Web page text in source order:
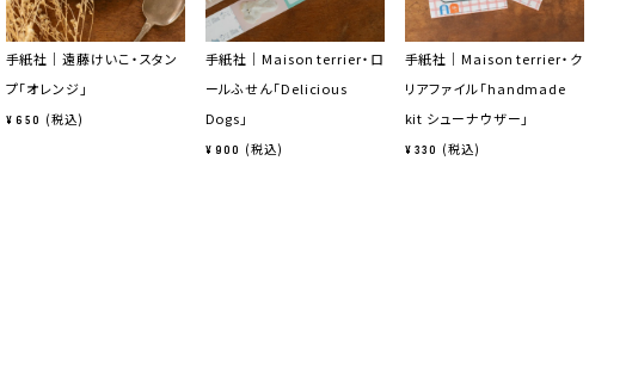
手紙社｜遠藤けいこ・スタン
プ「オレンジ」
¥ 650 税込
手紙社｜Maison terrier・ロ
ールふせん「Delicious
Dogs」
¥ 900 税込
手紙社｜Maison terrier・ク
リアファイル「handmade
kit シューナウザー」
¥ 330 税込